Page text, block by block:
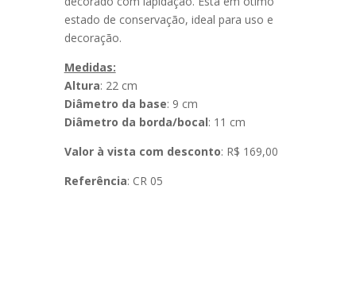
estado de conservação, ideal para uso e
decoração.
Medidas:
Altura: 22 cm
Diâmetro da base: 9 cm
Diâmetro da borda/bocal: 11 cm
Valor à vista com desconto: R$ 169,00
Referência: CR 05